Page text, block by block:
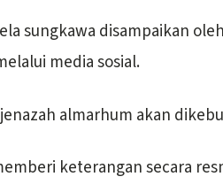
sungkawa disampaikan
media sosial.
almarhum akan
keterangan secara